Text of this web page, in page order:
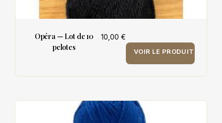
Opéra — Lot de 10
pelotes
10,00 €
VOIR LE PRODUIT